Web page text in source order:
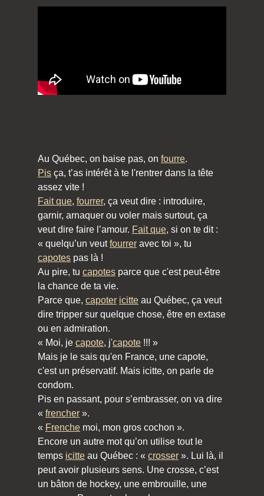
Au Québec, on baise pas, on fourre.
Pis ça, t’as intérêt à te l'rentrer dans la tête
assez vite !
Fait que, fourrer, ça veut dire : introduire,
garnir, arnaquer ou voler mais surtout, ça
veut dire faire l’amour. Fait que, si on te dit :
« quelqu’un veutfourrer avec toi », tu
capotes pas là !
Au pire, tu capotes parce que c'est peut-être
la chance de ta vie.
Parce que, capoter icitte au Québec, ça veut
dire tripper sur quelque chose, être en extase
ou en admiration.
« Moi, je capote, j'capote !!! »
Mais je le sais qu'en France, une capote,
c'est un préservatif. Mais icitte, on parle de
condom.
Pis en passant, pour s’embrasser, on va dire
« frencher ».
« Frenche moi, mon gros cochon ».
Encore un autre mot qu’on utilise tout le
temps icitte au Québec : « crosser ». Lui là, il
peut avoir plusieurs sens. Une crosse, c’est
un bâton de hockey, une embrouille, une